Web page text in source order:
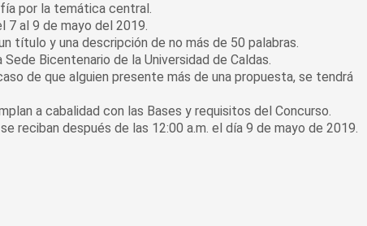
por la temática central.
7 al 9 de mayo del 2019.
título y una descripción de no más de 50 palabras.
Bicentenario de la Universidad de Caldas.
de que alguien presente más de una propuesta, se tendrá
a cabalidad con las Bases y requisitos del Concurso.
reciban después de las 12:00 a.m. el día 9 de mayo de 2019.